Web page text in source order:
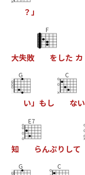
？ 」
大失敗
F
をした カ
G
い」 もし
C
ない
知
E7
らんぷり して
G C